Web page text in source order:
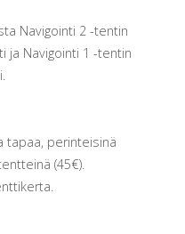
Navigointi 2 -tentin
ja Navigointi 1 -tentin
tapaa, perinteisinä
(45€).